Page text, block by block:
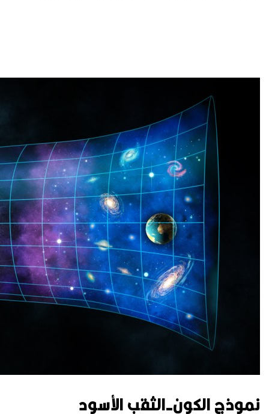
نموذج الكون-الثقب الأسود